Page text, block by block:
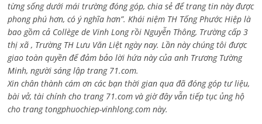
từng sống dưới mái trường đóng góp, chia sẻ để trang tin này được
phong phú hơn, có ý nghĩa hơn”. Khái niệm TH Tống Phước Hiệp là
bao gồm cả Collège de Vinh Long rồi Nguyễn Thông, Trường cấp 3
thị xã , Trường TH Lưu Văn Liệt ngày nay. Lần này chúng tôi được
giao toàn quyền để đảm bảo lời hứa này của anh Trương Tường
Minh, người sáng lập trang 71.com.
Xin chân thành cám ơn các bạn thời gian qua đã đóng góp tư liệu,
bài vở, tài chính cho trang 71.com và giờ đây vẫn tiếp tục ủng hộ
cho trang tongphuochiep-vinhlong.com này.